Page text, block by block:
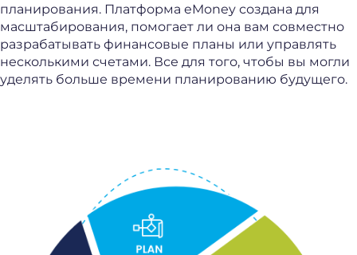
планирования. Платформа eMoney создана для
масштабирования, помогает ли она вам совместно
разрабатывать финансовые планы или управлять
несколькими счетами. Все для того, чтобы вы могли
уделять больше времени планированию будущего.